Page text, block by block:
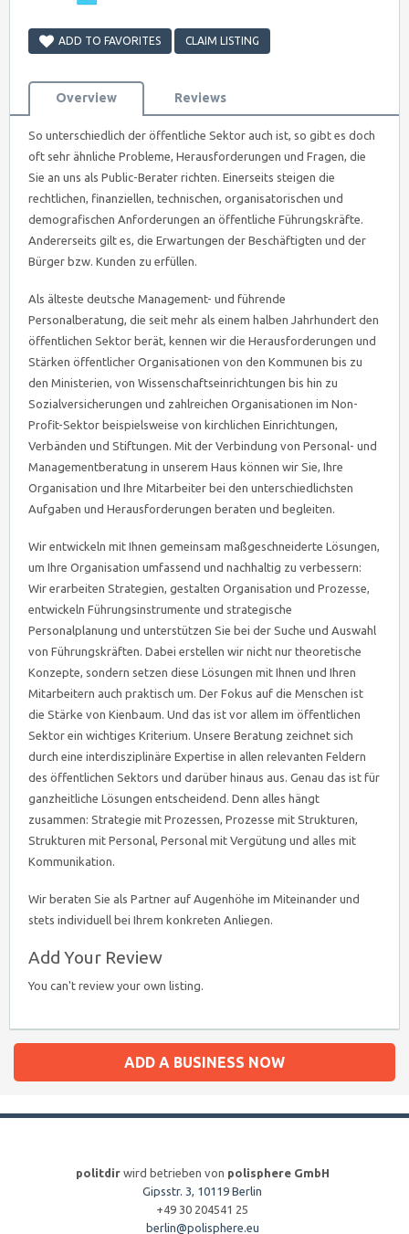
ADD TO FAVORITES CLAIM LISTING
Overview Reviews
So unterschiedlich der öffentliche Sektor auch ist, so gibt es doch
oft sehr ähnliche Probleme, Herausforderungen und Fragen, die
Sie an uns als Public-Berater richten. Einerseits steigen die
rechtlichen, finanziellen, technischen, organisatorischen und
demografischen Anforderungen an öffentliche Führungskräfte.
Andererseits gilt es, die Erwartungen der Beschäftigten und der
Bürger bzw. Kunden zu erfüllen.
Als älteste deutsche Management- und führende
Personalberatung, die seit mehr als einem halben Jahrhundert den
öffentlichen Sektor berät, kennen wir die Herausforderungen und
Stärken öffentlicher Organisationen von den Kommunen bis zu
den Ministerien, von Wissenschaftseinrichtungen bis hin zu
Sozialversicherungen und zahlreichen Organisationen im Non-
Profit-Sektor beispielsweise von kirchlichen Einrichtungen,
Verbänden und Stiftungen. Mit der Verbindung von Personal- und
Managementberatung in unserem Haus können wir Sie, Ihre
Organisation und Ihre Mitarbeiter bei den unterschiedlichsten
Aufgaben und Herausforderungen beraten und begleiten.
Wir entwickeln mit Ihnen gemeinsam maßgeschneiderte Lösungen,
um Ihre Organisation umfassend und nachhaltig zu verbessern:
Wir erarbeiten Strategien, gestalten Organisation und Prozesse,
entwickeln Führungsinstrumente und strategische
Personalplanung und unterstützen Sie bei der Suche und Auswahl
von Führungskräften. Dabei erstellen wir nicht nur theoretische
Konzepte, sondern setzen diese Lösungen mit Ihnen und Ihren
Mitarbeitern auch praktisch um. Der Fokus auf die Menschen ist
die Stärke von Kienbaum. Und das ist vor allem im öffentlichen
Sektor ein wichtiges Kriterium. Unsere Beratung zeichnet sich
durch eine interdisziplinäre Expertise in allen relevanten Feldern
des öffentlichen Sektors und darüber hinaus aus. Genau das ist für
ganzheitliche Lösungen entscheidend. Denn alles hängt
zusammen: Strategie mit Prozessen, Prozesse mit Strukturen,
Strukturen mit Personal, Personal mit Vergütung und alles mit
Kommunikation.
Wir beraten Sie als Partner auf Augenhöhe im Miteinander und
stets individuell bei Ihrem konkreten Anliegen.
Add Your Review
You can't review your own listing.
ADD A BUSINESS NOW
politdirwird betrieben von polisphere GmbH
Gipsstr. 3, 10119 Berlin
+49 30 204541 25
berlin@polisphere.eu